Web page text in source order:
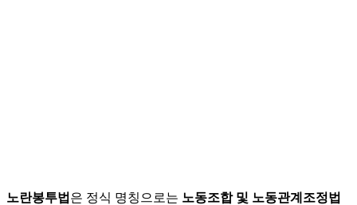
노란봉투법 은 정식 명칭으로는 노동조합 및 노동관계조정법